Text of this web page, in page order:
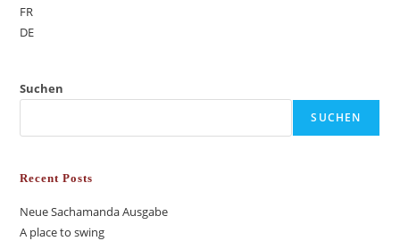
FR
DE
Suchen
SUCHEN
Recent Posts
Neue Sachamanda Ausgabe
A place to swing